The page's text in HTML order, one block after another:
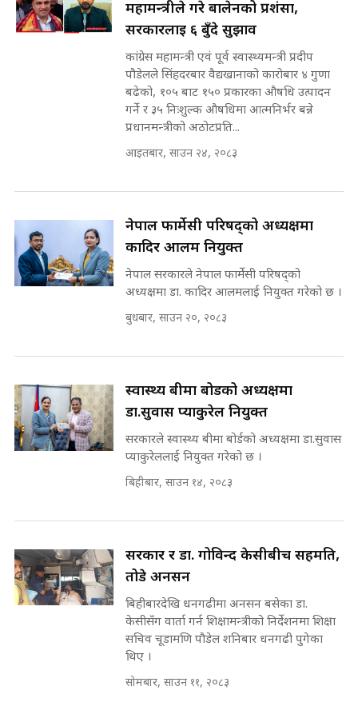
the Supreme Court ||
SIDHAKURA
मोबिलिटीमा महिलाको पहुँच विस्तार गर्दै
इनड्राइभ || SIDHAKURA ||
on the Same Page ||
SIDHAKURA ||
सहकारी पीडितसँग मन्त्री प्रतिभा रावलले
भनिन्–साथ दिनुहोस्, दबाब होइन ||
Sidhakura || Pratibha Rawal
रसुवाकाे भाङ्गे झरना | Bhange
Waterfall of Rasuwa ||
SIDHAKURA ||
पोप्पोको पासोः कमाउने लोभमा घरबार नै
उठिबास | The Dark Side of
'Poppo Live'-SIDHAKURA
INVESTIGATION
मन्त्री आउने बित्तिकै सुरु भएको थियो
घुसको डिल || Raj Kumar Gupta ||
SIDHAKURA ||
घुसको डिल गर्ने मन्त्रीकाे राजिनामा,
भूमिसुधार मन्त्रीलाई जोगाइदै ! ||
SIDHAKURA ||
७८ लाख घुस खाने मन्त्री ! जोगाउने
SIDHAKURA INVESTIGATION
अडियो | FULL AUDIO |
SIDHAKURA |
पूर्व मन्त्री रञ्जिता || SIDHAKURA
||
मन्त्रीले घुस डिल गरेको अडियो ! दुई झोला
नोट मन्त्रीलाई घुस | SIDHAKURA |
SIDHAKURA INVESTIGATION |
महामन्त्रीले गरे बालेनको प्रशंसा,
सरकारलाई ६ बुँदे सुझाव
कांग्रेस महामन्त्री एवं पूर्व स्वास्थ्यमन्त्री प्रदीप
पौडेलले सिंहदरबार वैद्यखानाको कारोबार ४ गुणा
बढेको, १०५ बाट १५० प्रकारका औषधि उत्पादन
गर्ने र ३५ निःशुल्क औषधिमा आत्मनिर्भर बन्ने
प्रधानमन्त्रीको अठोटप्रति...
आइतबार, साउन २४, २०८३
नेपाल फार्मेसी परिषद्को अध्यक्षमा
कादिर आलम नियुक्त
नेपाल सरकारले नेपाल फार्मेसी परिषद्को
अध्यक्षमा डा. कादिर आलमलाई नियुक्त गरेको छ ।
बुधबार, साउन २०, २०८३
स्वास्थ्य बीमा बोर्डको अध्यक्षमा
डा.सुवास प्याकुरेल नियुक्त
सरकारले स्वास्थ्य बीमा बोर्डको अध्यक्षमा डा.सुवास
प्याकुरेललाई नियुक्त गरेको छ ।
बिहीबार, साउन १४, २०८३
सरकार र डा. गोविन्द केसीबीच सहमति,
तोडे अनसन
बिहीबारदेखि धनगढीमा अनसन बसेका डा.
केसीसँग वार्ता गर्न शिक्षामन्त्रीको निर्देशनमा शिक्षा
सचिव चूडामणि पौडेल शनिबार धनगढी पुगेका
थिए ।
सोमबार, साउन ११, २०८३